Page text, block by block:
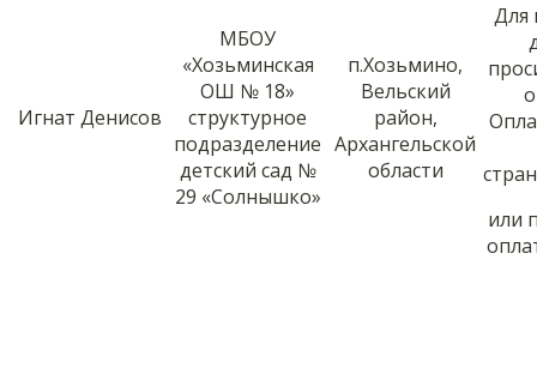
Игнат Денисов
МБОУ
«Хозьминская
ОШ № 18»
структурное
подразделение
детский сад №
29 «Солнышко»
п.Хозьмино,
Вельский
район,
Архангельской
области
Для
или